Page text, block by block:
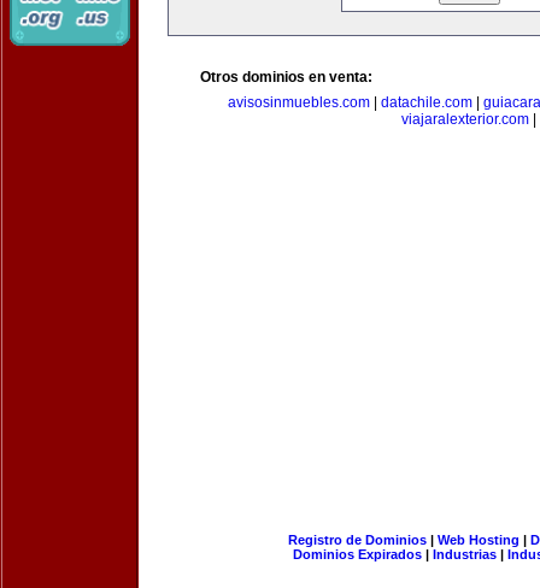
Otros dominios en venta:
avisosinmuebles.com
datachile.com
viajaralexterior.com
Registro de Dominios| Web Hosting |
Dominios Expirados | Industrias |